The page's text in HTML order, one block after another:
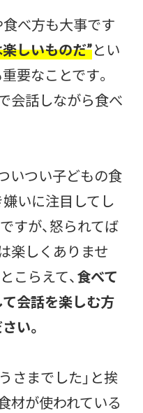
べ方も大事です
しいものだ”とい
要なことです。
会話しながら食べ
いつい子どもの食
いに注目してし
すが、怒られてば
楽しくありませ
こらえて、食べて
会話を楽しむ方
い。
さまでした」と挨
材が使われている